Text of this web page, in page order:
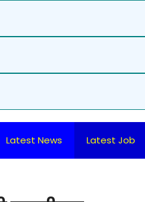
Latest News Latest Job